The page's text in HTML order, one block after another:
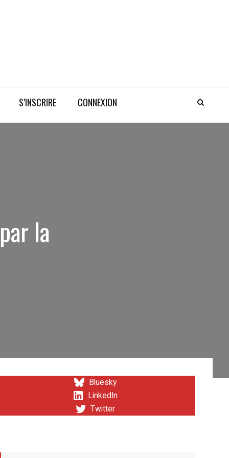
S’INSCRIRE CONNEXION
la
Bluesky
LinkedIn
Twitter